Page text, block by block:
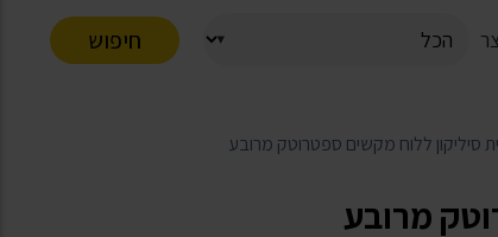
חיפוש
סיליקון ללוח מקשים ספטרוטק מרובע
מרובע